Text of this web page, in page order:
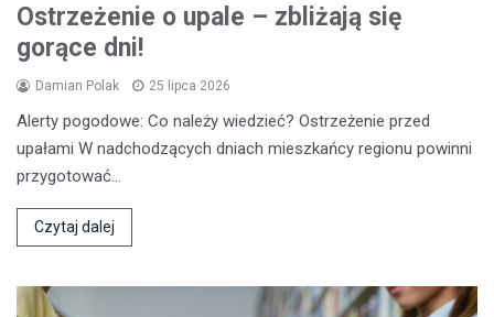
Ostrzeżenie o upale – zbliżają się
gorące dni!
Damian Polak 25 lipca 2026
Alerty pogodowe: Co należy wiedzieć? Ostrzeżenie przed
upałami W nadchodzących dniach mieszkańcy regionu powinni
przygotować…
Czytaj dalej